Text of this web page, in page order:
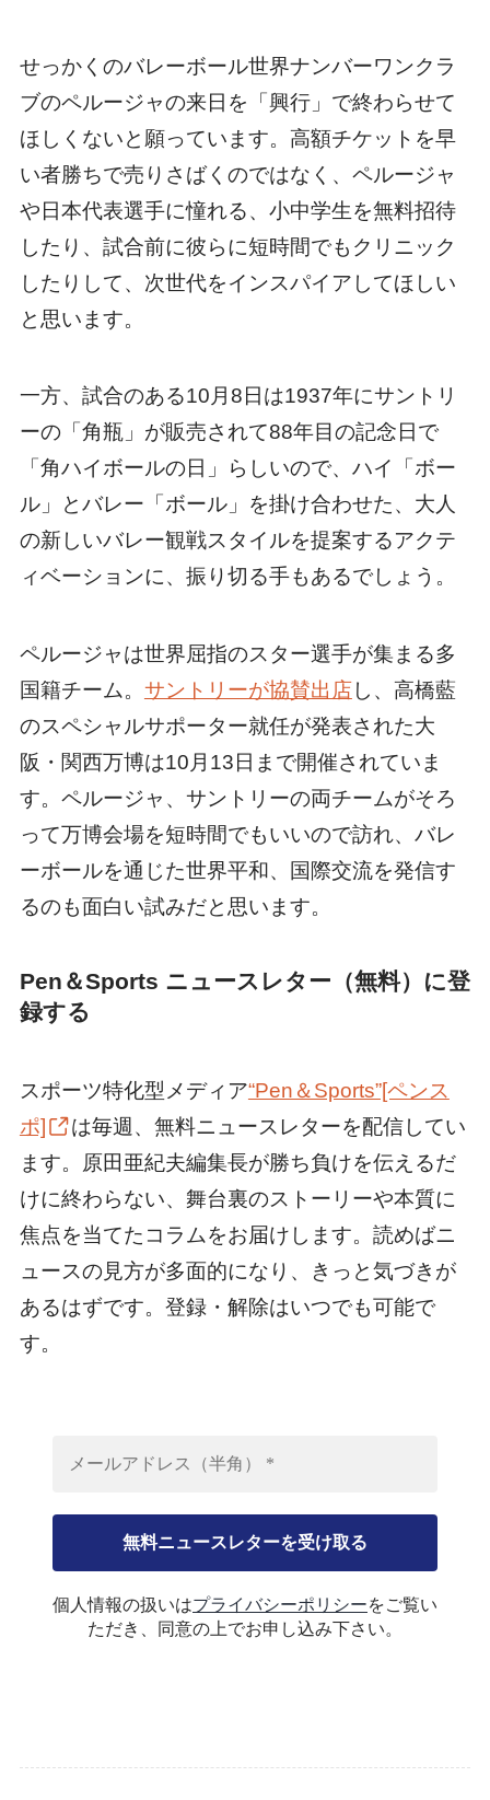
せっかくのバレーボール世界ナンバーワンクラ
ブのペルージャの来日を「興行」で終わらせて
ほしくないと願っています。高額チケットを早
い者勝ちで売りさばくのではなく、ペルージャ
や日本代表選手に憧れる、小中学生を無料招待
したり、試合前に彼らに短時間でもクリニック
したりして、次世代をインスパイアしてほしい
と思います。
一方、試合のある10月8日は1937年にサントリ
ーの「角瓶」が販売されて88年目の記念日で
「角ハイボールの日」らしいので、ハイ「ボー
ル」とバレー「ボール」を掛け合わせた、大人
の新しいバレー観戦スタイルを提案するアクテ
ィベーションに、振り切る手もあるでしょう。
ペルージャは世界屈指のスター選手が集まる多
国籍チーム。 サントリーが協賛出店し、高橋藍
のスペシャルサポーター就任が発表された大
阪・関西万博は10月13日まで開催されていま
す。ペルージャ、サントリーの両チームがそろ
って万博会場を短時間でもいいので訪れ、バレ
ーボールを通じた世界平和、国際交流を発信す
るのも面白い試みだと思います。
Pen＆Sports ニュースレター（無料）に登
録する
スポーツ特化型メディア“Pen＆Sports”[ペンス
ポ]
は毎週、無料ニュースレターを配信してい
ます。原田亜紀夫編集長が勝ち負けを伝えるだ
けに終わらない、舞台裏のストーリーや本質に
焦点を当てたコラムをお届けします。読めばニ
ュースの見方が多面的になり、きっと気づきが
あるはずです。登録・解除はいつでも可能で
す。
個人情報の扱いはプライバシーポリシーをご覧い
ただき、同意の上でお申し込み下さい。